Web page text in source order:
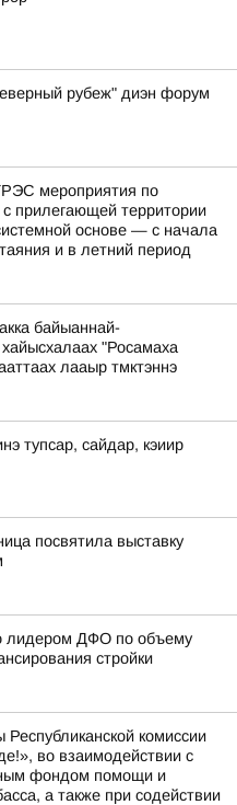
рубеж" диэн форум
мероприятия по
прилегающей территории
основе — с начала
и в летний период
байыаннай-
"Росамаха
лааыр тмктэннэ
тупсар, сайдар, кэиир
посвятила выставку
лидером ДФО по объему
стройки
Республиканской комиссии
во взаимодействии с
фондом помощи и
а также при содействии